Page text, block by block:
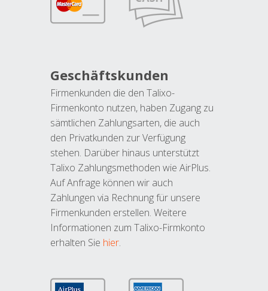
Geschäftskunden
Firmenkunden die den Talixo-
Firmenkonto nutzen, haben Zugang zu
sämtlichen Zahlungsarten, die auch
den Privatkunden zur Verfügung
stehen. Darüber hinaus unterstützt
Talixo Zahlungsmethoden wie AirPlus.
Auf Anfrage können wir auch
Zahlungen via Rechnung für unsere
Firmenkunden erstellen. Weitere
Informationen zum Talixo-Firmkonto
erhalten Sie hier.